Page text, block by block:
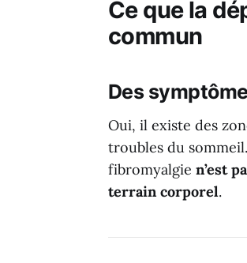
Ce que la
commun
Des
Oui, il existe des
troubles du
fibromyalgie n’est
terrain corporel.